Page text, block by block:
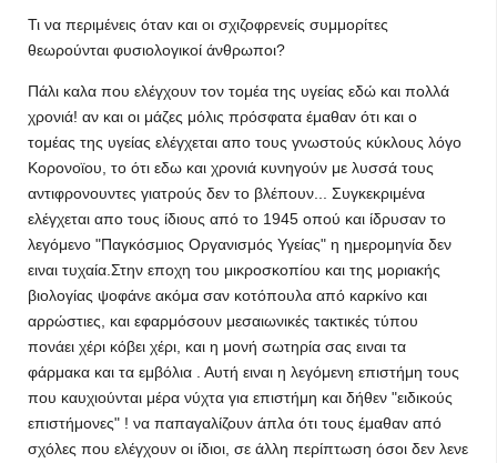
Τι να περιμένεις όταν και οι σχιζοφρενείς συμμορίτες
θεωρούνται φυσιολογικοί άνθρωποι?
Πάλι καλα που ελέγχουν τον τομέα της υγείας εδώ και πολλά
χρονιά! αν και οι μάζες μόλις πρόσφατα έμαθαν ότι και ο
τομέας της υγείας ελέγχεται απο τους γνωστούς κύκλους λόγο
Κορονοϊου, το ότι εδω και χρονιά κυνηγούν με λυσσά τους
αντιφρονουντες γιατρούς δεν το βλέπουν... Συγκεκριμένα
ελέγχεται απο τους ίδιους από το 1945 οπού και ίδρυσαν το
λεγόμενο "Παγκόσμιος Οργανισμός Υγείας" η ημερομηνία δεν
ειναι τυχαία.Στην εποχη του μικροσκοπίου και της μοριακής
βιολογίας ψοφάνε ακόμα σαν κοτόπουλα από καρκίνο και
αρρώστιες, και εφαρμόσουν μεσαιωνικές τακτικές τύπου
πονάει χέρι κόβει χέρι, και η μονή σωτηρία σας ειναι τα
φάρμακα και τα εμβόλια . Αυτή ειναι η λεγόμενη επιστήμη τους
που καυχιούνται μέρα νύχτα για επιστήμη και δήθεν "ειδικούς
επιστήμονες" ! να παπαγαλίζουν άπλα ότι τους έμαθαν από
σχόλες που ελέγχουν οι ίδιοι, σε άλλη περίπτωση όσοι δεν λενε